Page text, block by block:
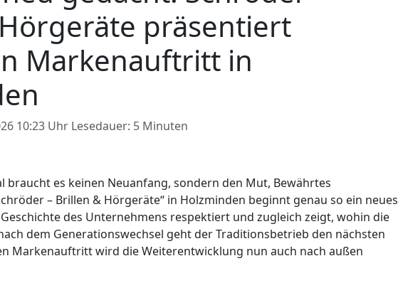
präsentiert
Markenauftritt in
10:23 Uhr Lesedauer: 5 Minuten
braucht es keinen Neuanfang, sondern den Mut, Bewährtes
– Brillen & Hörgeräte“ in Holzminden beginnt genau so ein neues
Geschichte des Unternehmens respektiert und zugleich zeigt, wohin die
dem Generationswechsel geht der Traditionsbetrieb den nächsten
Markenauftritt wird die Weiterentwicklung nun auch nach außen